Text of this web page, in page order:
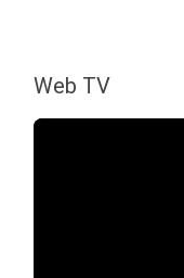
Web TV